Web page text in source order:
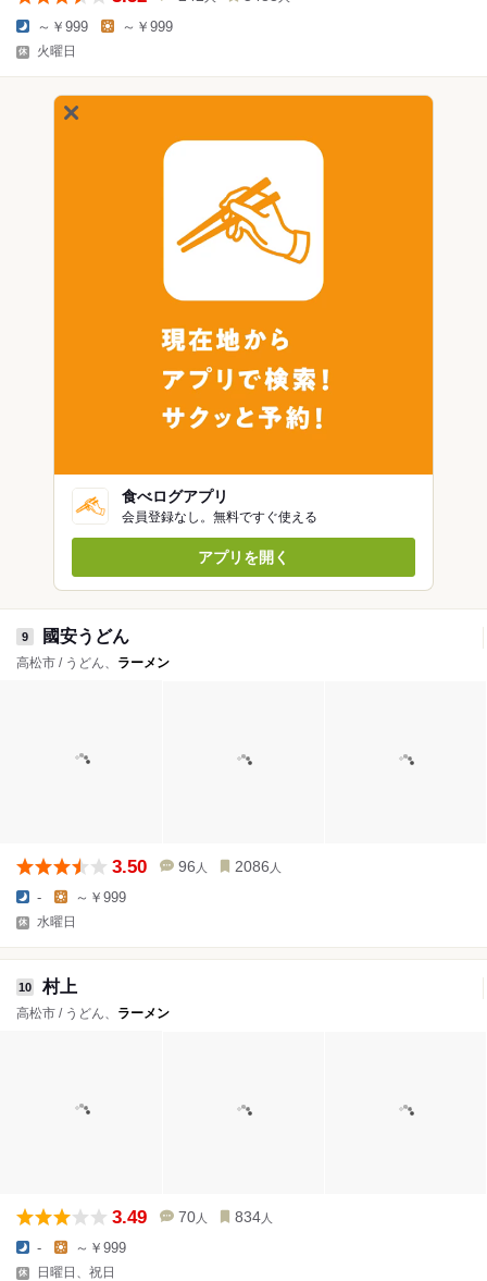
～￥999 ～￥999
火曜日
食べログアプリ
会員登録なし。無料ですぐ使える
アプリを開く
9 國安うどん
高松市 / うどん、 ラーメン
3.50 96 人 2086 人
- ～￥999
水曜日
10 村上
高松市 / うどん、 ラーメン
3.49 70 人 834 人
- ～￥999
日曜日、祝日